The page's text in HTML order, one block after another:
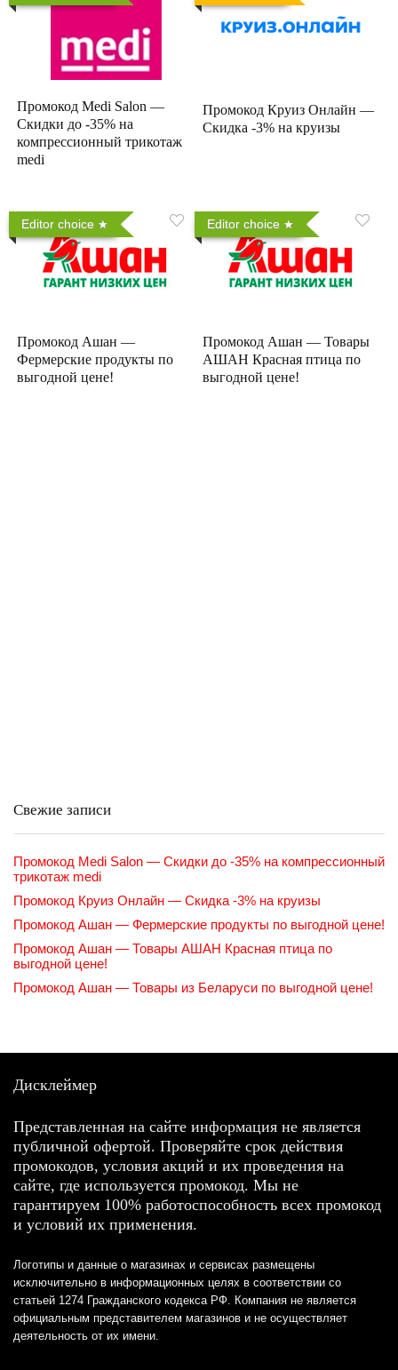
Промокод Medi Salon —
Скидки до -35% на
компрессионный трикотаж
medi
Промокод Круиз Онлайн —
Скидка -3% на круизы
Editor choice
Промокод Ашан —
Фермерские продукты по
выгодной цене!
Editor choice
Промокод Ашан — Товары
АШАН Красная птица по
выгодной цене!
Свежие записи
Промокод Medi Salon — Скидки до -35% на компрессионный
трикотаж medi
Промокод Круиз Онлайн — Скидка -3% на круизы
Промокод Ашан — Фермерские продукты по выгодной цене!
Промокод Ашан — Товары АШАН Красная птица по
выгодной цене!
Промокод Ашан — Товары из Беларуси по выгодной цене!
Дисклеймер
Представленная на сайте информация не является
публичной офертой. Проверяйте срок действия
промокодов, условия акций и их проведения на
сайте, где используется промокод. Мы не
гарантируем 100% работоспособность всех промокод
и условий их применения.
Логотипы и данные о магазинах и сервисах размещены
исключительно в информационных целях в соответствии со
статьей 1274 Гражданского кодекса РФ. Компания не является
официальным представителем магазинов и не осуществляет
деятельность от их имени.